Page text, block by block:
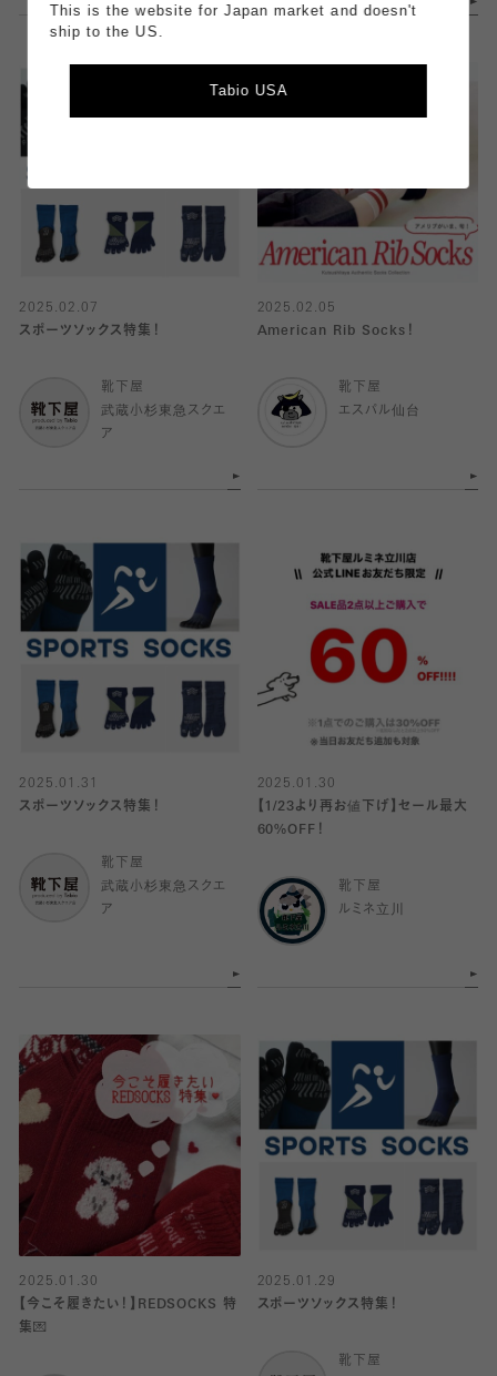
2025.02.07
スポーツソックス特集！
靴下屋
武蔵小杉東急スクエ
ア
2025.02.05
American Rib Socks！
靴下屋
エスパル仙台
2025.01.31
スポーツソックス特集！
靴下屋
武蔵小杉東急スクエ
ア
2025.01.30
【1/23より再お値下げ】セール最大
60%OFF！
靴下屋
ルミネ立川
2025.01.30
【今こそ履きたい！】REDSOCKS 特
集💌
2025.01.29
スポーツソックス特集！
靴下屋
This is the website for Japan market and doesn't
ship to the US.
Tabio USA